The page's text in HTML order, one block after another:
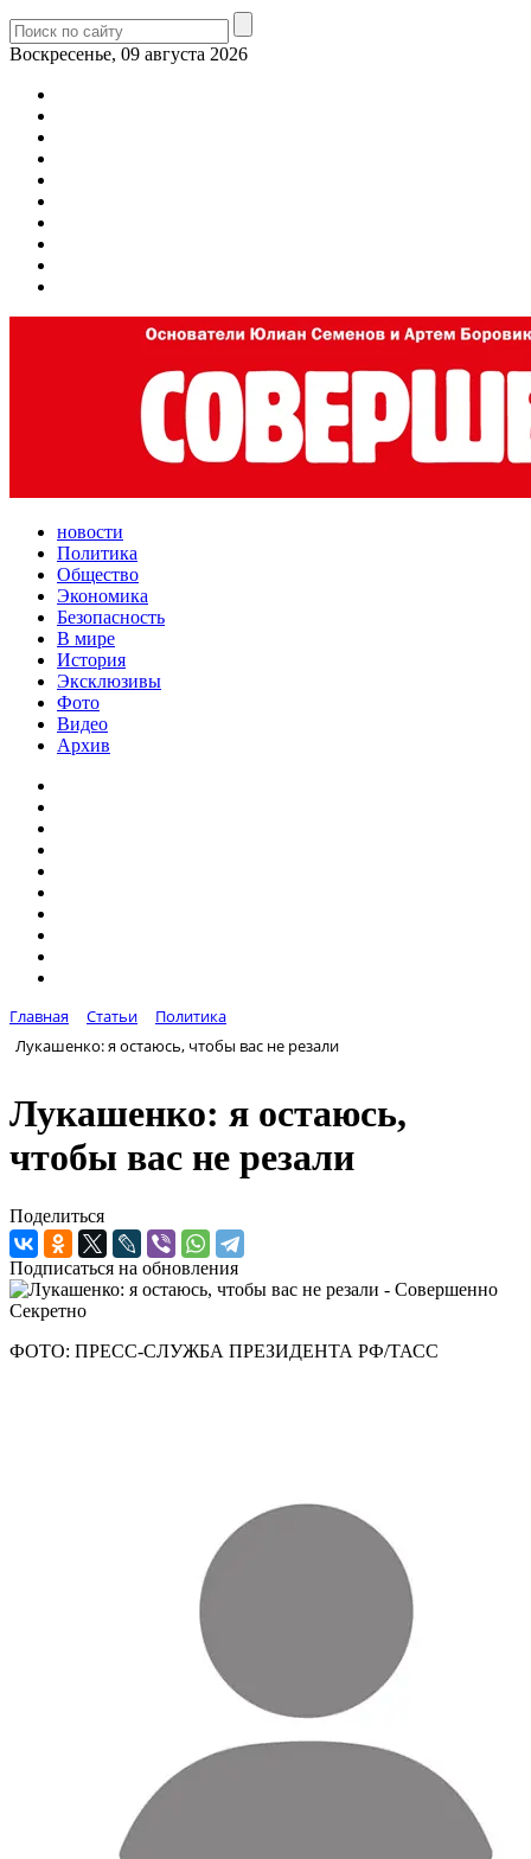
Воскресенье, 09 августа 2026
новости
Политика
Общество
Экономика
Безопасность
В мире
История
Эксклюзивы
Фото
Видео
Архив
Главная Статьи
Политика
Лукашенко: я остаюсь, чтобы вас не резали
Лукашенко: я остаюсь,
чтобы вас не резали
Поделиться
Подписаться на обновления
ФОТО: ПРЕСС-СЛУЖБА ПРЕЗИДЕНТА РФ/ТАСС